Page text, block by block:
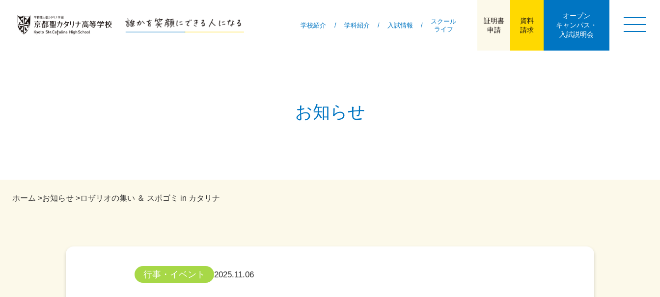
学校紹介 / 学科紹介 / 入試情報 /
スクール
ライフ
証明書
申請
資料
請求
オープン
キャンパス・
入試説明会
お知らせ
ホーム >お知らせ >ロザリオの集い ＆ スポゴミ in カタリナ
行事・イベント 2025.11.06